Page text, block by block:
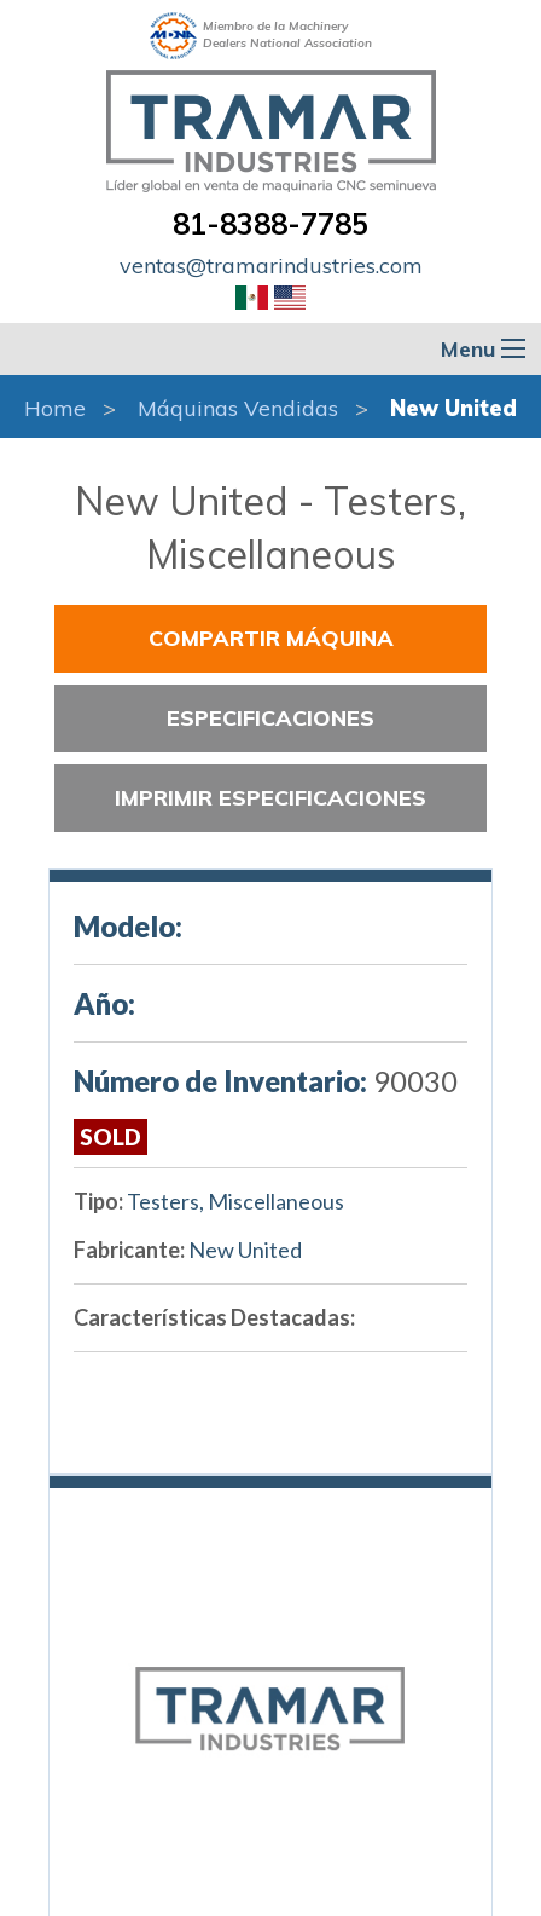
Miembro de la Machinery
Dealers National Association
81-8388-7785
ventas@tramarindustries.com
Menu
Home Máquinas Vendidas New United
New United - Testers,
Miscellaneous
COMPARTIR MÁQUINA
ESPECIFICACIONES
IMPRIMIR ESPECIFICACIONES
Modelo:
Año:
Número de Inventario: 90030
SOLD
Tipo:Testers, Miscellaneous
Fabricante: New United
Características Destacadas: